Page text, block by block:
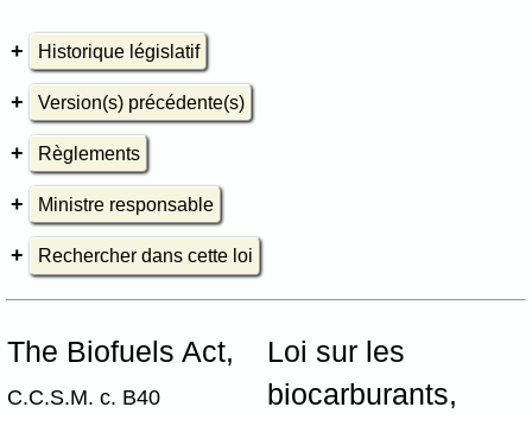
Historique législatif
Version(s) précédente(s)
Règlements
Ministre responsable
Rechercher dans cette loi
The Biofuels Act,
C.C.S.M. c. B40
Loi sur les
biocarburants,